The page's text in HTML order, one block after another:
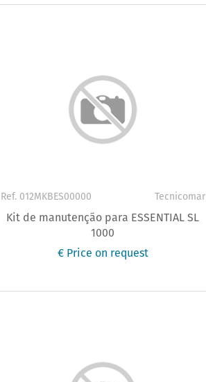
Ref. 012MKBES00000 Tecnicomar
Kit de manutenção para ESSENTIAL SL
1000
€ Price on request